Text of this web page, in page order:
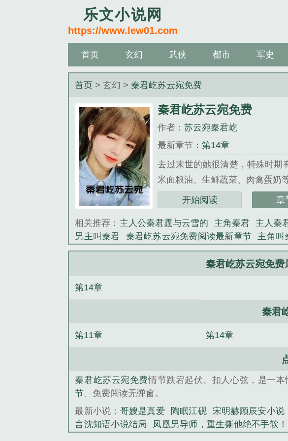
乐文小说网
https://www.lew01.com
首页 玄幻 武侠 都市 军史
首页 > 玄幻 > 秦君屹苏云宛免费
秦君屹苏云宛免费
作者：苏云宛秦君屹
最新章节：第14章
去过末世的她很清楚，特殊时期
米面粮油、生鲜蔬菜、肉禽蛋奶
《秦君屹苏云宛免费》是苏云宛
开始阅读 章
相关推荐： 主人公秦君霆与云雪的 主角秦君 主人秦
男主叫秦君
秦君屹苏云宛免费阅读最新章节 主角叫
秦君庭云雪 秦君屹和苏云宛 苏云宛秦君屹最新章节
秦峥苏云云全文免费阅
仙路问道
木屋求生
小说结局
奇葩家人包庇笨蛋保姆？带走你们几个也是
秦君屹苏云宛免费
第14章
秦君
第11章 第14章
秦君屹苏云宛免费情节跌宕起伏、扣人心弦，是一
节、免费阅读无弹窗。
最新小说： 哥嫂是真爱 陶眠江砚 宋明赫顾辰安小说
言沈知语小说结局
凤凰男导师，重生撕他绝不手软！